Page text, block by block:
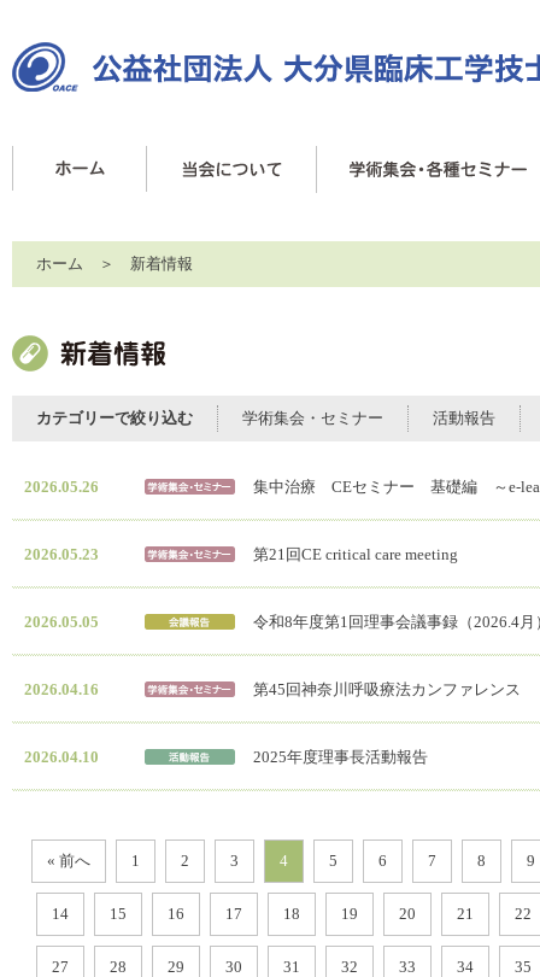
ホーム ＞ 新着情報
カテゴリーで絞り込む 学術集会・セミナー 活動報告
2026.05.26 集中治療 CEセミナー 基礎編 ～e-
2026.05.23 第21回CE critical care meeting
2026.05.05 令和8年度第1回理事会議事録（2026.4月
2026.04.16 第45回神奈川呼吸療法カンファレンス
2026.04.10 2025年度理事長活動報告
« 前へ 1 2 3 4 5 6 7 8 9
14 15 16 17 18 19 20 21 22
27 28 29 30 31 32 33 34 35